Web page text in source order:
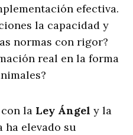
efectiva.
la capacidad y
normas con rigor?
real en la forma
la Ley Ángel y la
ha elevado su